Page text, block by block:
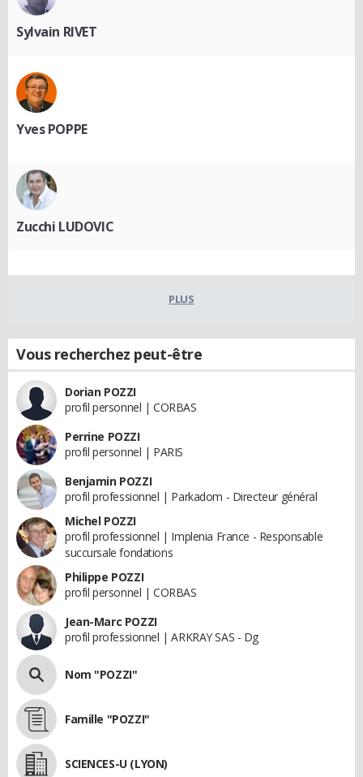
Sylvain RIVET
Yves POPPE
Zucchi LUDOVIC
PLUS
Vous recherchez peut-être
Dorian POZZI
profil personnel | CORBAS
Perrine POZZI
profil personnel | PARIS
Benjamin POZZI
profil professionnel | Parkadom - Directeur général
Michel POZZI
profil professionnel | Implenia France - Responsable
succursale fondations
Philippe POZZI
profil personnel | CORBAS
Jean-Marc POZZI
profil professionnel | ARKRAY SAS - Dg
Nom "POZZI"
Famille "POZZI"
SCIENCES-U (LYON)